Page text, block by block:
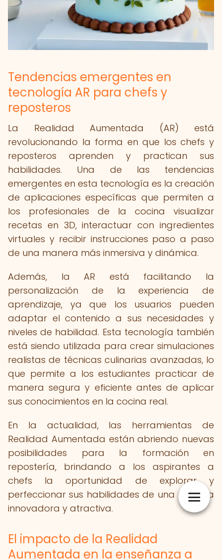
Tendencias emergentes en
tecnología AR para chefs y
reposteros
La Realidad Aumentada (AR) está
revolucionando la forma en que los chefs y
reposteros aprenden y practican sus
habilidades. Una de las tendencias
emergentes en esta tecnología es la creación
de aplicaciones específicas que permiten a
los profesionales de la cocina visualizar
recetas en 3D, interactuar con ingredientes
virtuales y recibir instrucciones paso a paso
de una manera más inmersiva y dinámica.
Además, la AR está facilitando la
personalización de la experiencia de
aprendizaje, ya que los usuarios pueden
adaptar el contenido a sus necesidades y
niveles de habilidad. Esta tecnología también
está siendo utilizada para crear simulaciones
realistas de técnicas culinarias avanzadas, lo
que permite a los estudiantes practicar de
manera segura y eficiente antes de aplicar
sus conocimientos en la cocina real.
En la actualidad, las herramientas de
Realidad Aumentada están abriendo nuevas
posibilidades para la formación en
repostería, brindando a los aspirantes a
chefs la oportunidad de explorar y
perfeccionar sus habilidades de una manera
innovadora y atractiva.
El impacto de la Realidad
Aumentada en la enseñanza a